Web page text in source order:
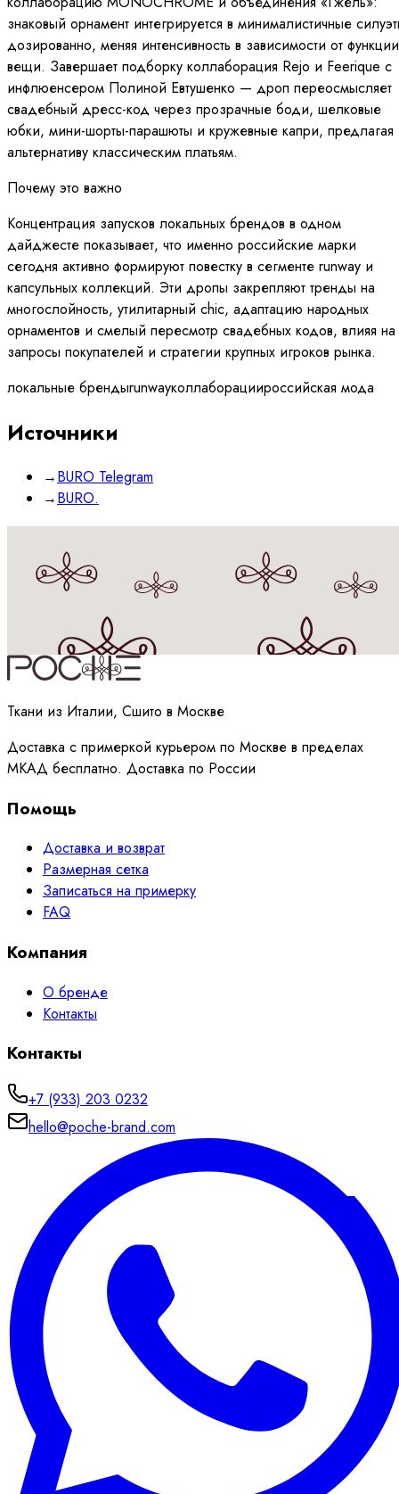
знаковый орнамент интегрируется в минималистичные
дозированно, меняя интенсивность в зависимости от функции
вещи. Завершает подборку коллаборация Rejo и Feerique с
инфлюенсером Полиной Евтушенко — дроп переосмысляет
свадебный дресс-код через прозрачные боди, шелковые
юбки, мини-шорты-парашюты и кружевные капри, предлагая
альтернативу классическим платьям.
Почему это важно
Концентрация запусков локальных брендов в одном
дайджесте показывает, что именно российские марки
сегодня активно формируют повестку в сегменте runway и
капсульных коллекций. Эти дропы закрепляют тренды на
многослойность, утилитарный chic, адаптацию народных
орнаментов и смелый пересмотр свадебных кодов, влияя на
запросы покупателей и стратегии крупных игроков рынка.
локальные брендыrunwayколлаборациироссийская мода
Источники
→BURO Telegram
→BURO.
Принимаюполитикуобработки данных
Ткани из Италии, Сшито в Москве
Доставка с примеркой курьером по Москве в пределах
МКАД бесплатно. Доставка по России
Помощь
Доставка и возврат
Размерная сетка
Записаться на примерку
FAQ
Компания
О бренде
Контакты
Контакты
+7 (933) 203 0232
hello@poche-brand.com